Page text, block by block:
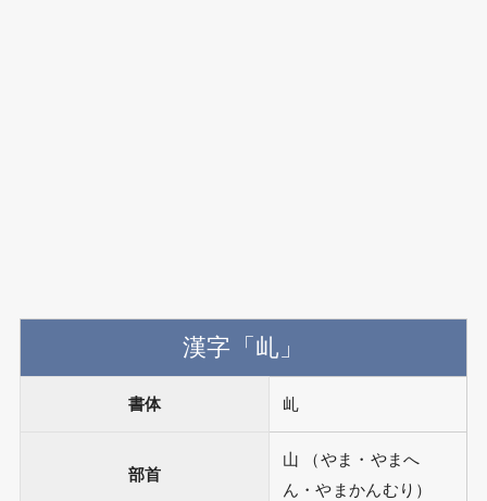
漢字「乢」
書体 乢
部首
山 （やま・やまへ
ん・やまかんむり）